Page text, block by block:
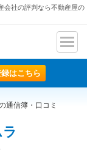
会社の評判なら不動産屋の
ナビ
ン
はこちら
通信簿・口コミ